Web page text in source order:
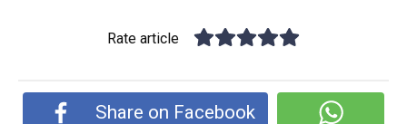
Rate article
Share on Facebook